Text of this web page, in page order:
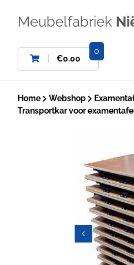
Meubelfabriek
€0.00
0
Home Webshop
Transportkar voor